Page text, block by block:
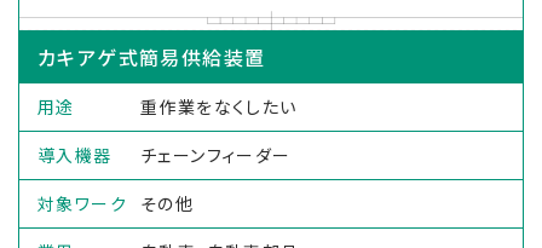
カキアゲ式簡易供給装置
用途
重作業をなくしたい
導入機器
チェーンフィーダー
対象ワーク
その他